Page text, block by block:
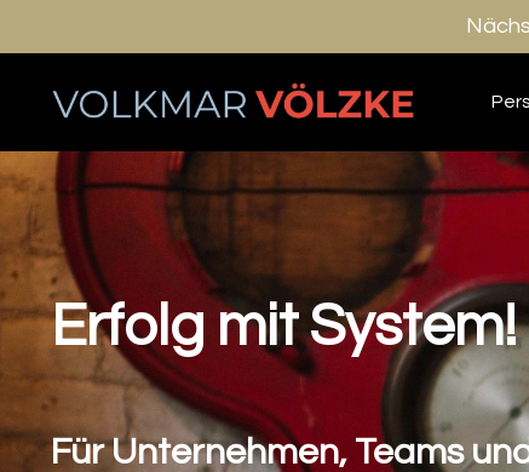
Erfolg mit System!
Für Unternehmen, Teams und